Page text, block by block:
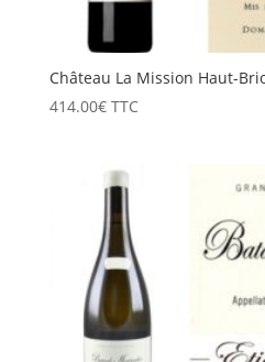
Château La Mission Haut-
414.00€ TTC